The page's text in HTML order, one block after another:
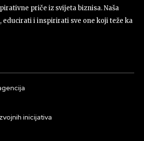
priče iz svijeta biznisa. Naša
i inspirirati sve one koji teže ka
inicijativa